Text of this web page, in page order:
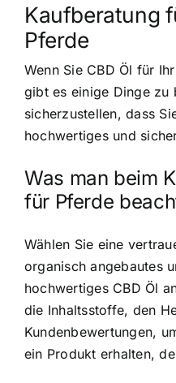
Kaufberatung
Pferde
Wenn Sie CBD Öl für
gibt es einige Dinge zu
sicherzustellen, dass
hochwertiges und
Was man beim
für Pferde
Wählen Sie eine
organisch angebautes
hochwertiges CBD Öl
die Inhaltsstoffe, den
Kundenbewertungen,
ein Produkt erhalten,